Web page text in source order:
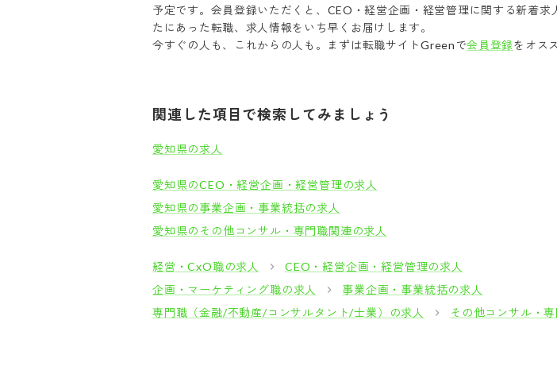
予定です。会員登録いただくと、 CEO・経営企画・経営管理 に関する新着求
たにあった転職、求人情報をいち早くお届けします。
今すぐの人も、これからの人も。まずは転職サイトGreenで会員登録をオス
関連した項目で検索してみましょう
愛知県の求人
愛知県のCEO・経営企画・経営管理の求人
愛知県の事業企画・事業統括の求人
愛知県のその他コンサル・専門職関連の求人
経営・CxO職の求人
CEO・経営企画・経営管理の求人
企画・マーケティング職の求人
事業企画・事業統括の求人
専門職（金融/不動産/コンサルタント/士業）の求人
その他コンサル・